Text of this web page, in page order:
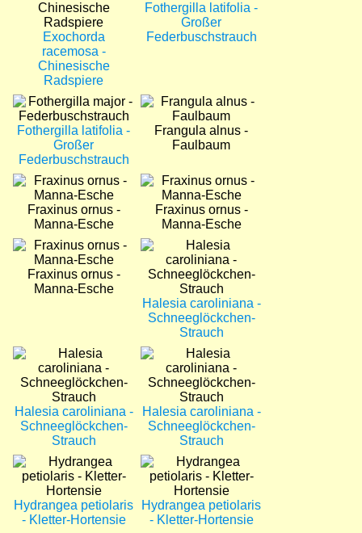
Exochorda
racemosa -
Chinesische
Radspiere
Fothergilla latifolia -
Großer
Federbuschstrauch
Bild
Fothergilla latifolia -
Großer
Federbuschstrauch
Bild
Frangula alnus -
Faulbaum
Bild
Fraxinus ornus -
Manna-Esche
Bild
Fraxinus ornus -
Manna-Esche
Bild
Fraxinus ornus -
Manna-Esche
Bild
Halesia caroliniana -
Schneeglöckchen-
Strauch
Bild
Halesia caroliniana -
Schneeglöckchen-
Strauch
Bild
Halesia caroliniana -
Schneeglöckchen-
Strauch
Bild
Hydrangea petiolaris
- Kletter-Hortensie
Bild
Hydrangea petiolaris
- Kletter-Hortensie